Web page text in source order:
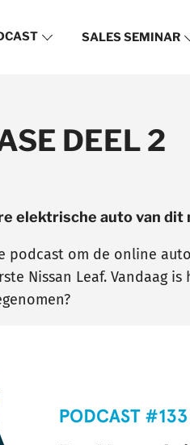
SALES SEMINAR
DEEL 2
elektrische auto van dit
podcast om de online
Nissan Leaf. Vandaag